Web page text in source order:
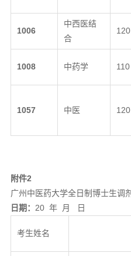
1006
中西医结
合
120
1008 中药学 110
1057 中医 120
附件2
广州中医药大学全日制博士生调
日期 ： 20 年 月
考生姓名